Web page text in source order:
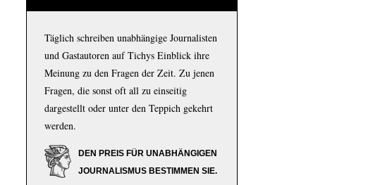
Täglich schreiben unabhängige Journalisten
und Gastautoren auf Tichys Einblick ihre
Meinung zu den Fragen der Zeit. Zu jenen
Fragen, die sonst oft all zu einseitig
dargestellt oder unter den Teppich gekehrt
werden.
DEN PREIS FÜR UNABHÄNGIGEN
JOURNALISMUS BESTIMMEN SIE.